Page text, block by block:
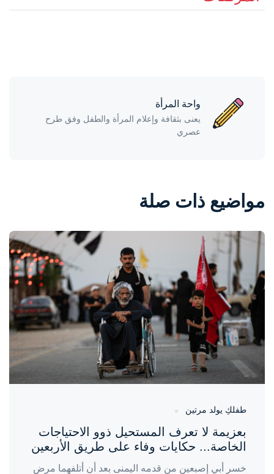
واحة المرأة
يعنى بثقافة وإعلام المرأة والطفل وفق طرح
عصري
مواضيع ذات صلة
واحة المرأة
منذ 6 ساعات
طفلكِ يولد مرتين
بعزيمة لا تعرف المستحيل ذوو الاحتياجات
الخاصة... حكايات وفاء على طريق الأربعين
خسر أبي إصبعين من قدمه اليمنى بعد أن أتلفهما مرض